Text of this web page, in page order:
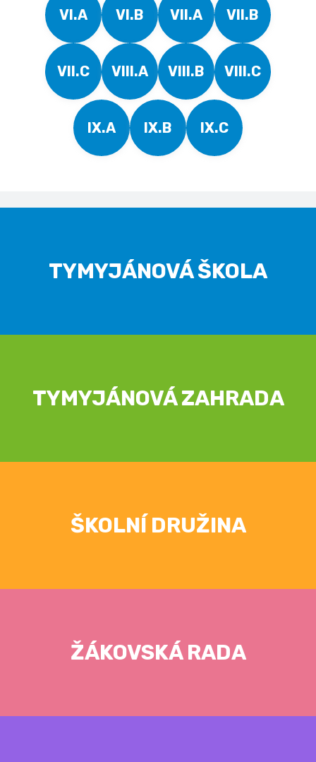
VI.A VI.B VII.A VII.B
VII.C VIII.A VIII.B VIII.C
IX.A IX.B IX.C
TYMYJÁNOVÁ ŠKOLA
TYMYJÁNOVÁ ZAHRADA
ŠKOLNÍ DRUŽINA
ŽÁKOVSKÁ RADA